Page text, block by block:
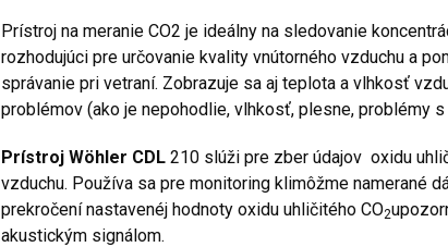
Prístroj na meranie CO2 je ideálny na sledovanie
rozhodujúci pre určovanie kvality vnútorného vzduchu a
správanie pri vetraní. Zobrazuje sa aj teplota a vlhkosť
problémov (ako je nepohodlie, vlhkosť, plesne, problémy s
Prístroj Wöhler CDL 210 slúži pre zber údajov oxidu
vzduchu. Používa sa pre monitoring klimôžme namerané
prekročení nastavenéj hodnoty oxidu uhličitého CO2
akustickým signálom.